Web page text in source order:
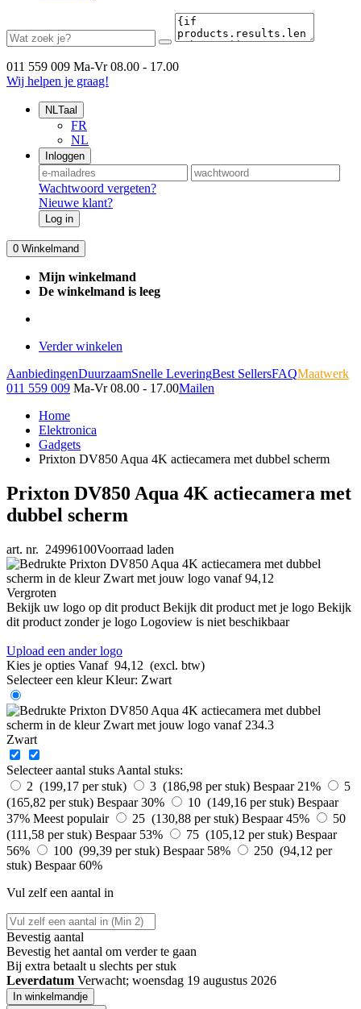
011 559 009 Ma-Vr 08.00 - 17.00
Wij helpen je graag!
NLTaal
FR
NL
Inloggen
Wachtwoord vergeten?
Nieuwe klant?
Log in
0 Winkelmand
Mijn winkelmand
De winkelmand is leeg
Verder winkelen
AanbiedingenDuurzaamSnelle LeveringBest SellersFAQMaatwerk
011 559 009 Ma-Vr 08.00 - 17.00Mailen
Home
Elektronica
Gadgets
Prixton DV850 Aqua 4K actiecamera met dubbel scherm
Prixton DV850 Aqua 4K actiecamera met
dubbel scherm
art. nr. 24996100Voorraad laden
Vergroten
Bekijk uw logo op dit product Bekijk dit product met je logo Bekijk
dit product zonder je logo Logoview is niet beschikbaar
Upload een ander logo
Kies je opties Vanaf 94,12 (excl. btw)
Selecteer een kleur Kleur: Zwart
Zwart
Selecteer aantal stuks Aantal stuks:
2 (199,17 per stuk)
3 (186,98 per stuk) Bespaar 21%
5
(165,82 per stuk) Bespaar 30% 10 (149,16 per stuk) Bespaar
37% Meest populair 25 (130,88 per stuk) Bespaar 45%
50
(111,58 per stuk) Bespaar 53% 75 (105,12 per stuk) Bespaar
56%
100 (99,39 per stuk) Bespaar 58%
250 (94,12 per
stuk) Bespaar 60%
Vul zelf een aantal in
Bevestig aantal
Bevestig het aantal om verder te gaan
Bij extra betaalt u slechts per stuk
Leverdatum Verwacht; woensdag 19 augustus 2026
In winkelmandje